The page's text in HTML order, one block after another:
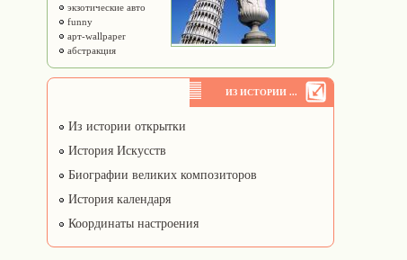
экзотические авто
funny
арт-wallpaper
абстракция
ИЗ ИСТОРИИ ...
Из истории открытки
История Искусств
Биографии великих композиторов
История календаря
Координаты настроения